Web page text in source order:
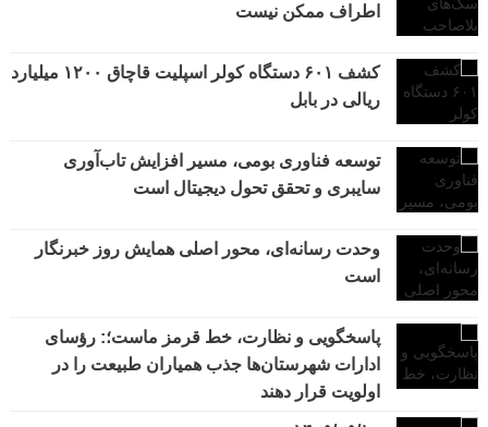
اطراف ممکن نیست
کشف ۶۰۱ دستگاه کولر اسپلیت قاچاق ۱۲۰۰ میلیارد
ریالی در بابل
توسعه فناوری بومی، مسیر افزایش تاب‌آوری
سایبری و تحقق تحول دیجیتال است
وحدت رسانه‌ای، محور اصلی همایش روز خبرنگار
است
پاسخگویی و نظارت، خط قرمز ماست؛: رؤسای
ادارات شهرستان‌ها جذب همیاران طبیعت را در
اولویت قرار دهند